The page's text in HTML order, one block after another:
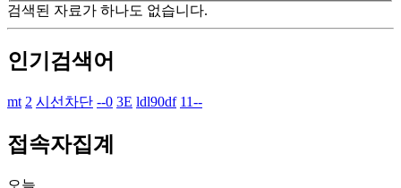
검색된 자료가 하나도 없습니다.
인기검색어
mt 2 시선차단 --0 3E ldl90df 11--
접속자집계